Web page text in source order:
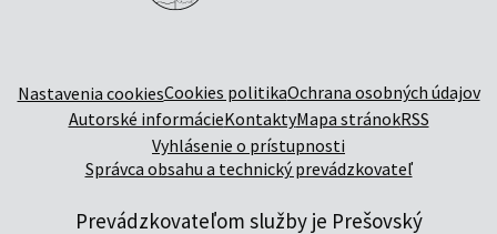
Nastavenia cookiesCookies politikaOchrana osobných údajov
Autorské informácieKontaktyMapa stránokRSS
Vyhlásenie o prístupnosti
Správca obsahu a technický prevádzkovateľ
Prevádzkovateľom služby je Prešovský